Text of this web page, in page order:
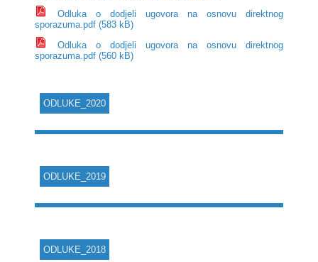
Odluka o dodjeli ugovora na osnovu direktnog
sporazuma.pdf (583 kB)
Odluka o dodjeli ugovora na osnovu direktnog
sporazuma.pdf (560 kB)
ODLUKE_2020
ODLUKE_2019
ODLUKE_2018